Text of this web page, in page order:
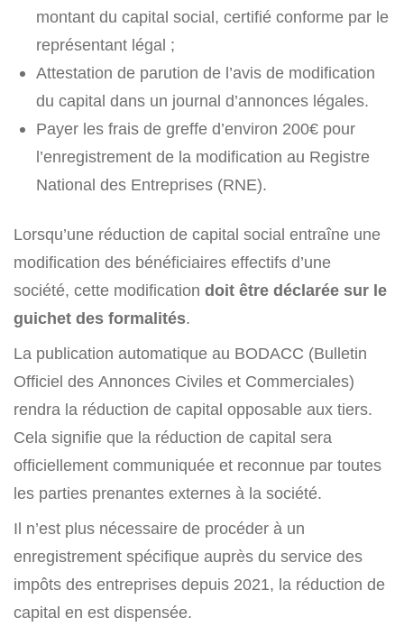
montant du capital social, certifié conforme par le
représentant légal ;
Attestation de parution de l’avis de modification
du capital dans un journal d’annonces légales.
Payer les frais de greffe d’environ 200€ pour
l’enregistrement de la modification au Registre
National des Entreprises (RNE).
Lorsqu’une réduction de capital social entraîne une
modification des bénéficiaires effectifs d’une
société, cette modification doit être déclarée sur le
guichet des formalités.
La publication automatique au BODACC (Bulletin
Officiel des Annonces Civiles et Commerciales)
rendra la réduction de capital opposable aux tiers.
Cela signifie que la réduction de capital sera
officiellement communiquée et reconnue par toutes
les parties prenantes externes à la société.
Il n’est plus nécessaire de procéder à un
enregistrement spécifique auprès du service des
impôts des entreprises depuis 2021, la réduction de
capital en est dispensée.